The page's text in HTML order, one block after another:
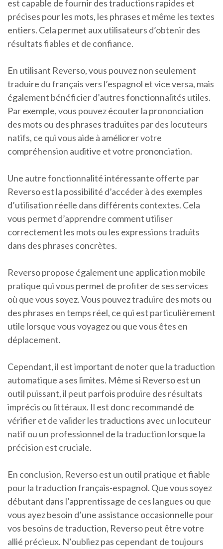
est capable de fournir des traductions rapides et
précises pour les mots, les phrases et même les textes
entiers. Cela permet aux utilisateurs d’obtenir des
résultats fiables et de confiance.
En utilisant Reverso, vous pouvez non seulement
traduire du français vers l’espagnol et vice versa, mais
également bénéficier d’autres fonctionnalités utiles.
Par exemple, vous pouvez écouter la prononciation
des mots ou des phrases traduites par des locuteurs
natifs, ce qui vous aide à améliorer votre
compréhension auditive et votre prononciation.
Une autre fonctionnalité intéressante offerte par
Reverso est la possibilité d’accéder à des exemples
d’utilisation réelle dans différents contextes. Cela
vous permet d’apprendre comment utiliser
correctement les mots ou les expressions traduits
dans des phrases concrètes.
Reverso propose également une application mobile
pratique qui vous permet de profiter de ses services
où que vous soyez. Vous pouvez traduire des mots ou
des phrases en temps réel, ce qui est particulièrement
utile lorsque vous voyagez ou que vous êtes en
déplacement.
Cependant, il est important de noter que la traduction
automatique a ses limites. Même si Reverso est un
outil puissant, il peut parfois produire des résultats
imprécis ou littéraux. Il est donc recommandé de
vérifier et de valider les traductions avec un locuteur
natif ou un professionnel de la traduction lorsque la
précision est cruciale.
En conclusion, Reverso est un outil pratique et fiable
pour la traduction français-espagnol. Que vous soyez
débutant dans l’apprentissage de ces langues ou que
vous ayez besoin d’une assistance occasionnelle pour
vos besoins de traduction, Reverso peut être votre
allié précieux. N’oubliez pas cependant de toujours